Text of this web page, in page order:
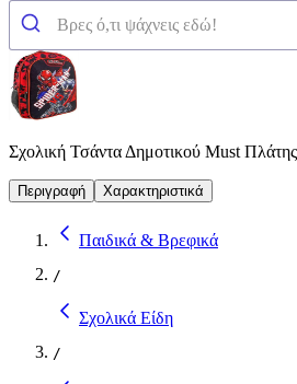
Σχολική Τσάντα Δημοτικού Must
Περιγραφή Χαρακτηριστικά
Παιδικά & Βρεφικά
/
Σχολικά Είδη
/